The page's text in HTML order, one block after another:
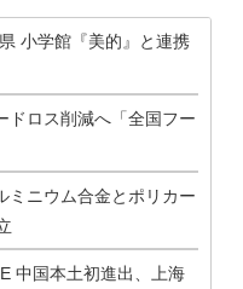
小学館『美的』と連携
ドロス削減へ「全国フー
ミニウム合金とポリカー
中国本土初進出、上海